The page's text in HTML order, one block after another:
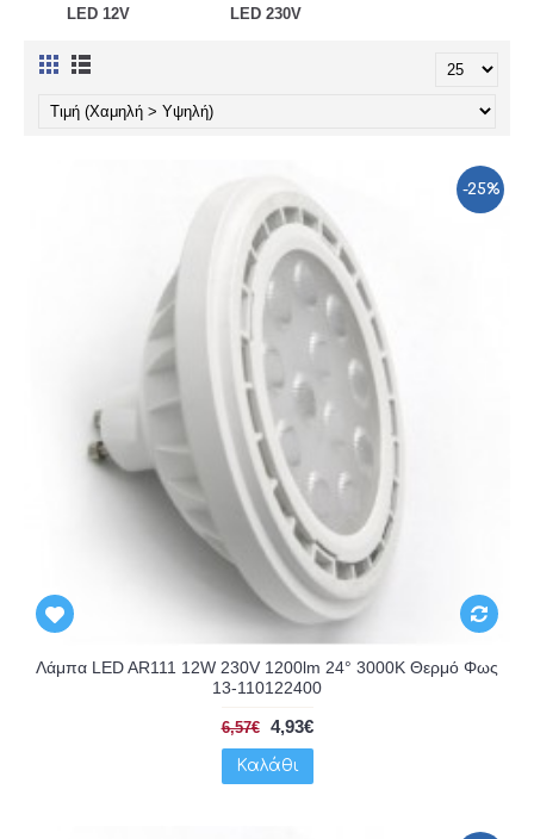
LED 12V LED 230V
-25%
Λάμπα LED AR111 12W 230V 1200lm 24° 3000K Θερμό Φως
13-110122400
6,57€ 4,93€
Καλάθι